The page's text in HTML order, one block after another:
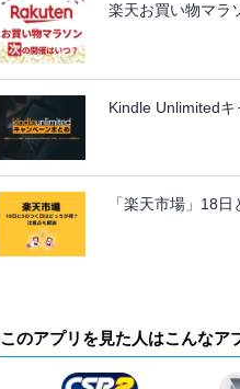
楽天お買い物マラ
Kindle Unlimited
「楽天市場」18
このアプリを見た人はこんなア